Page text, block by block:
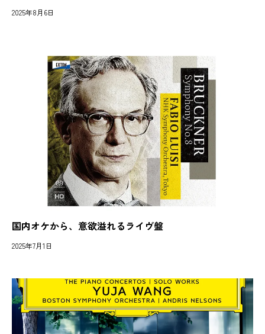
2025年8月6日
国内オケから、意欲溢れるライヴ盤
2025年7月1日